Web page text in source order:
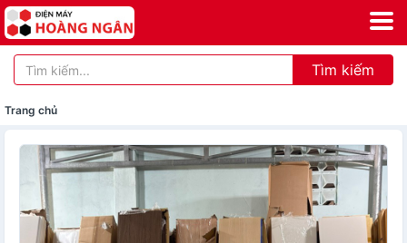
Tìm kiếm
Trang chủ